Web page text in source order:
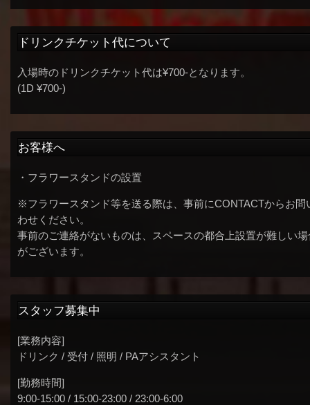
ドリンクチケット代について
入場時のドリンクチケット代は¥700-となります。
(1D ¥700-)
お客様へ
・フラワースタンドの設置
※フラワースタンド等を送る際は、事前にCONTACTからお問
わせください。
事前のご連絡がないものは、スペースの都合上設置が難しい場
がございます。
スタッフ募集中
[業務内容]
ドリンク / 受付 / 照明 / PAアシスタント
[勤務時間]
9:00-15:00 / 15:00-23:00 / 23:00-6:00